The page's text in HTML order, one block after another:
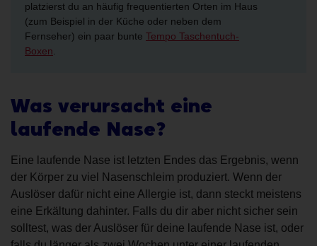
platzierst du an häufig frequentierten Orten im Haus
(zum Beispiel in der Küche oder neben dem
Fernseher) ein paar bunte Tempo Taschentuch-
Boxen.
Was verursacht eine
laufende Nase?
Eine laufende Nase ist letzten Endes das Ergebnis, wenn
der Körper zu viel Nasenschleim produziert. Wenn der
Auslöser dafür nicht eine Allergie ist, dann steckt meistens
eine Erkältung dahinter. Falls du dir aber nicht sicher sein
solltest, was der Auslöser für deine laufende Nase ist, oder